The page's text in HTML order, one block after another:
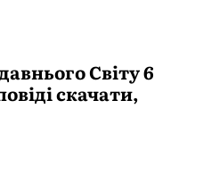
Свiту 6
скачати,